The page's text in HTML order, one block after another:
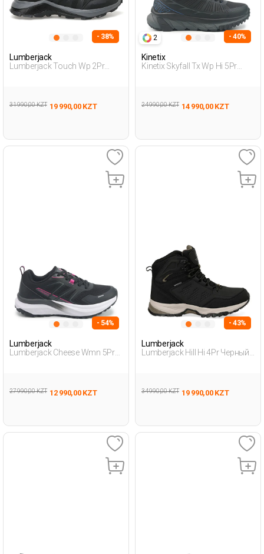
- 38%
Lumberjack
Lumberjack Touch Wp 2Pr
31 990,00 KZT 19 990,00 KZT
2 - 40%
Kinetix
Kinetix Skyfall Tx Wp Hi 5Pr
24 990,00 KZT 14 990,00 KZT
- 54%
Lumberjack
Lumberjack Cheese Wmn 5Pr
27 990,00 KZT 12 990,00 KZT
- 43%
Lumberjack
Lumberjack Hill Hi 4Pr Черный
34 990,00 KZT 19 990,00 KZT